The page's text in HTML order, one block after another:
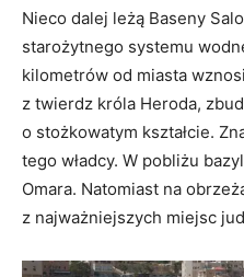
Nieco dalej leżą Baseny
starożytnego systemu
kilometrów od miasta
z twierdz króla Heroda,
o stożkowatym kształcie.
tego władcy. W pobliżu
Omara. Natomiast na
z najważniejszych miejsc